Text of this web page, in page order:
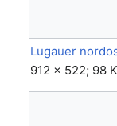
Lugauer
912 × 522; 98